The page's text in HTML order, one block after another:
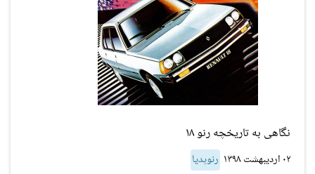
نگاهی به تاریخچه رنو ۱۸
۰۲ اردیبهشت ۱۳۹۸ رنوپدیا